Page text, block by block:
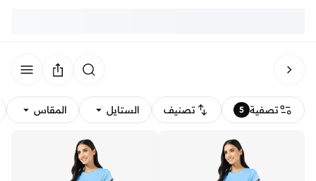
تصفية 5 تصنيف الستايل المقاس